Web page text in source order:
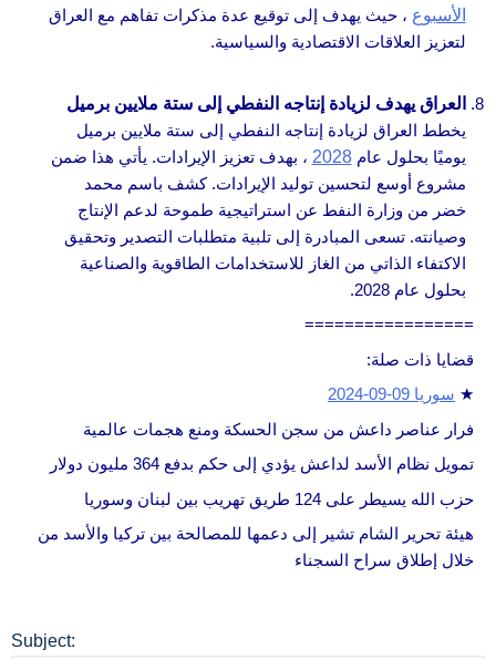
الأسبوع ، حيث يهدف إلى توقيع عدة مذكرات تفاهم مع العراق
لتعزيز العلاقات الاقتصادية والسياسية.
العراق يهدف لزيادة إنتاجه النفطي إلى ستة ملايين برميل
يخطط العراق لزيادة إنتاجه النفطي إلى ستة ملايين برميل
يوميًا بحلول عام2028 ، بهدف تعزيز الإيرادات. يأتي هذا ضمن
مشروع أوسع لتحسين توليد الإيرادات. كشف باسم محمد
خضر من وزارة النفط عن استراتيجية طموحة لدعم الإنتاج
وصيانته. تسعى المبادرة إلى تلبية متطلبات التصدير وتحقيق
الاكتفاء الذاتي من الغاز للاستخدامات الطاقوية والصناعية
بحلول عام 2028.
=================
قضايا ذات صلة:
★ سوريا 09-09-2024
فرار عناصر داعش من سجن الحسكة ومنع هجمات عالمية
تمويل نظام الأسد لداعش يؤدي إلى حكم بدفع 364 مليون دولار
حزب الله يسيطر على 124 طريق تهريب بين لبنان وسوريا
هيئة تحرير الشام تشير إلى دعمها للمصالحة بين تركيا والأسد من
خلال إطلاق سراح السجناء
Subject: